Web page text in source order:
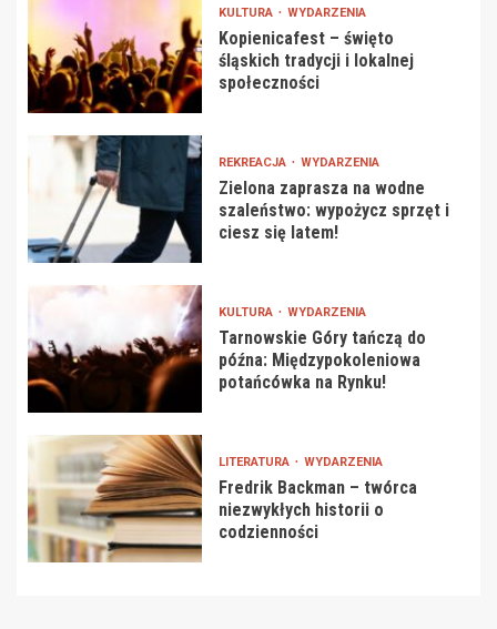
KULTURA WYDARZENIA
Kopienicafest – święto
śląskich tradycji i lokalnej
społeczności
REKREACJA WYDARZENIA
Zielona zaprasza na wodne
szaleństwo: wypożycz sprzęt i
ciesz się latem!
KULTURA WYDARZENIA
Tarnowskie Góry tańczą do
późna: Międzypokoleniowa
potańcówka na Rynku!
LITERATURA WYDARZENIA
Fredrik Backman – twórca
niezwykłych historii o
codzienności